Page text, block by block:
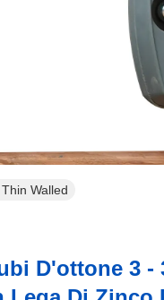
Walled
D'ottone 3 -